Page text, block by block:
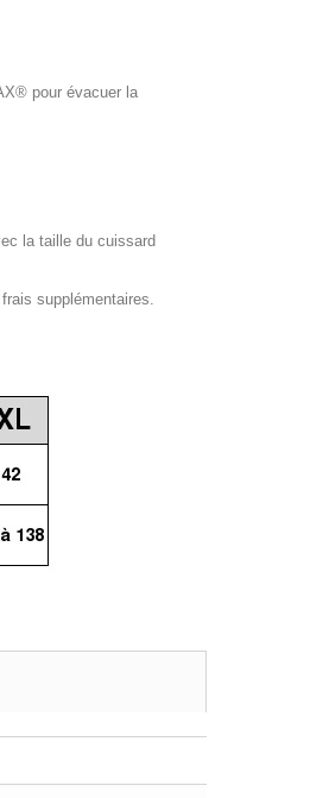
pour évacuer la
la taille du cuissard
supplémentaires.